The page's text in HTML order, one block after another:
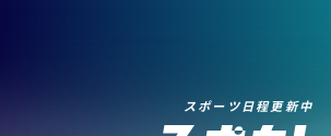
スポーツ日程更新中